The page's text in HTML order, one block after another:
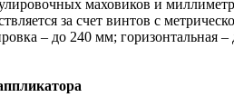
маховиков и
за счет винтов с
– до 240 мм; горизонтальная